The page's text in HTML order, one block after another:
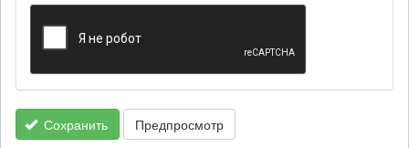
Сохранить Предпросмотр